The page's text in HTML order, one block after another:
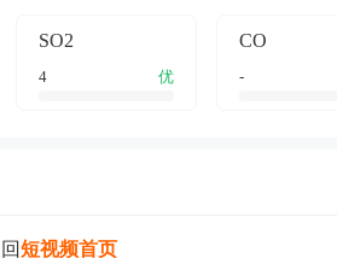
SO2
4 优
CO
-
短视频首页